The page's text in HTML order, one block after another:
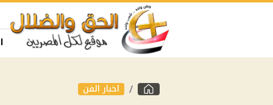
اخبار الفن